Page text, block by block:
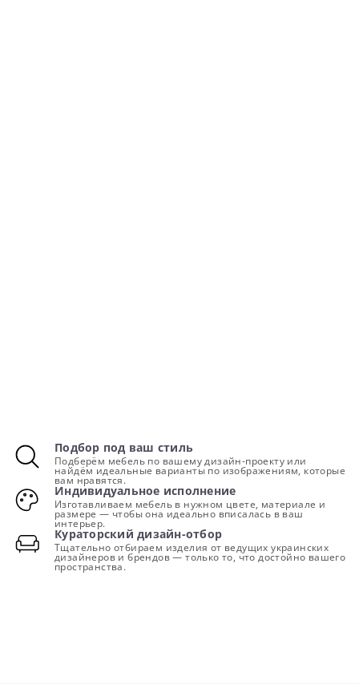
Подбор под ваш стиль
Подберём мебель по вашему дизайн-проекту или
найдём идеальные варианты по изображениям, которые
вам нравятся.
Индивидуальное исполнение
Изготавливаем мебель в нужном цвете, материале и
размере — чтобы она идеально вписалась в ваш
интерьер.
Кураторский дизайн-отбор
Тщательно отбираем изделия от ведущих украинских
дизайнеров и брендов — только то, что достойно вашего
пространства.